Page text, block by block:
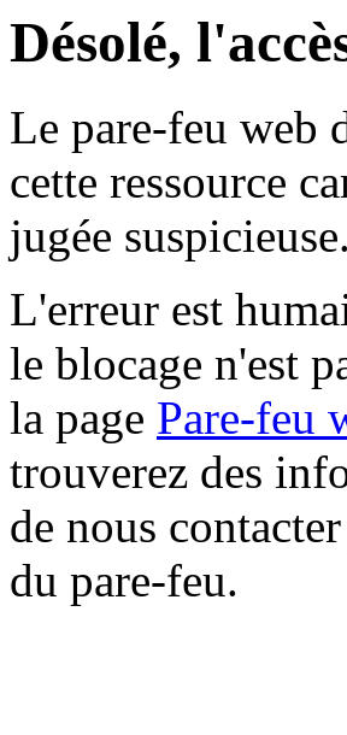
Désolé,
Le pare-feu web
cette ressource
jugée suspicieuse.
L'erreur est
le blocage n'est
la page Pare-feu
trouverez des
de nous
du pare-feu.